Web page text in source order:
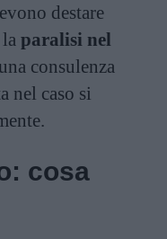
destare
paralisi nel
consulenza
nel caso si
cosa